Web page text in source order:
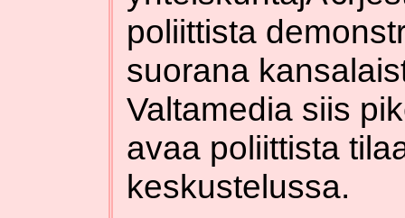
poliittista
suorana
Valtamedia siis
avaa poliittista
keskustelussa.